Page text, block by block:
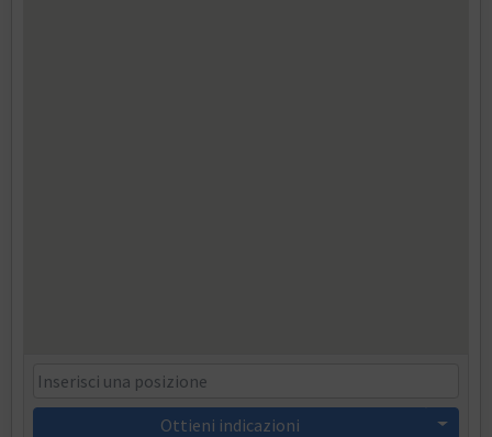
Ottieni indicazioni